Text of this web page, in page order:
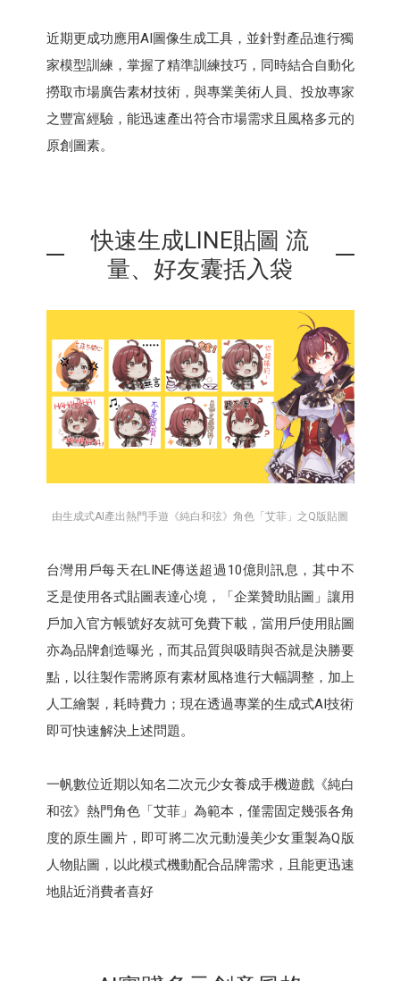
近期更成功應用AI圖像生成工具，並針對產品進行獨
家模型訓練，掌握了精準訓練技巧，同時結合自動化
撈取市場廣告素材技術，與專業美術人員、投放專家
之豐富經驗，能迅速產出符合市場需求且風格多元的
原創圖素。
快速生成LINE貼圖 流
量、好友囊括入袋
由生成式AI產出熱門手遊《純白和弦》角色「艾菲」之Q版貼圖
台灣用戶每天在LINE傳送超過10億則訊息，其中不
乏是使用各式貼圖表達心境，「企業贊助貼圖」讓用
戶加入官方帳號好友就可免費下載，當用戶使用貼圖
亦為品牌創造曝光，而其品質與吸睛與否就是決勝要
點，以往製作需將原有素材風格進行大幅調整，加上
人工繪製，耗時費力；現在透過專業的生成式AI技術
即可快速解決上述問題。
一帆數位近期以知名二次元少女養成手機遊戲《純白
和弦》熱門角色「艾菲」為範本，僅需固定幾張各角
度的原生圖片，即可將二次元動漫美少女重製為Q版
人物貼圖，以此模式機動配合品牌需求，且能更迅速
地貼近消費者喜好